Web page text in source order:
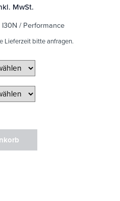
MwSt.
/ Performance
Lieferzeit bitte anfragen.